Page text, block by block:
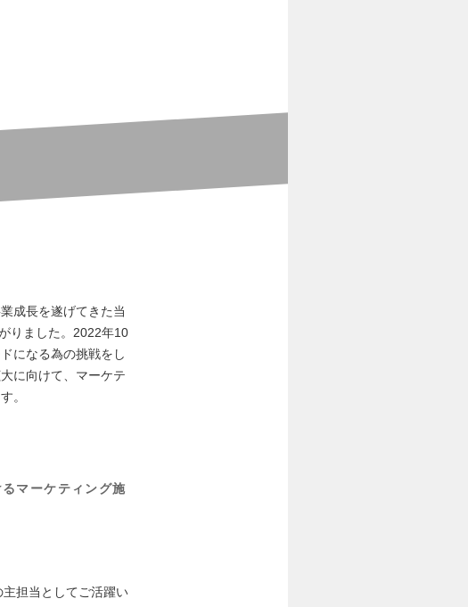
成長を遂げてきた当
りました。2022年10
になる為の挑戦をし
に向けて、マーケテ
。
マーケティング施
担当としてご活躍い